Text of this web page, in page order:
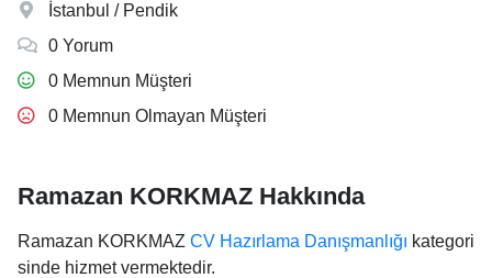
İstanbul / Pendik
0 Yorum
0 Memnun Müşteri
0 Memnun Olmayan Müşteri
Ramazan KORKMAZ Hakkında
Ramazan KORKMAZ CV Hazırlama Danışmanlığı kategori
sinde hizmet vermektedir.